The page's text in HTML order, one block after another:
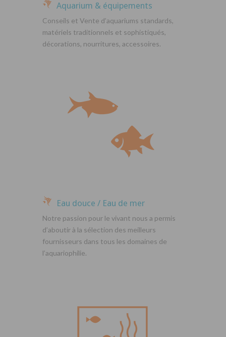
Aquarium & équipements
Conseils et Vente d’aquariums standards,
matériels traditionnels et sophistiqués,
décorations, nourritures, accessoires.
Eau douce / Eau de mer
Notre passion pour le vivant nous a permis
d’aboutir à la sélection des meilleurs
fournisseurs dans tous les domaines de
l’aquariophilie.